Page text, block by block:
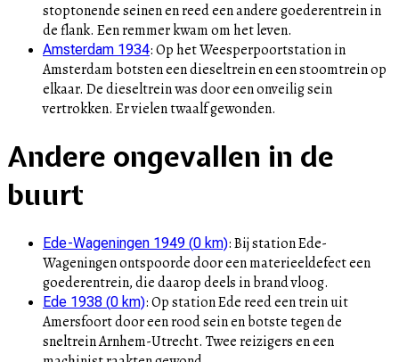
stoptonende seinen en reed een andere goederentrein in
de flank. Een remmer kwam om het leven.
Amsterdam 1934:Op het Weesperpoortstation in
Amsterdam botsten een dieseltrein en een stoomtrein op
elkaar. De dieseltrein was door een onveilig sein
vertrokken. Er vielen twaalf gewonden.
Andere ongevallen in de
buurt
Ede-Wageningen 1949 (0 km):Bij station Ede-
Wageningen ontspoorde door een materieeldefect een
goederentrein, die daarop deels in brand vloog.
Ede 1938 (0 km):Op station Ede reed een trein uit
Amersfoort door een rood sein en botste tegen de
sneltrein Arnhem-Utrecht. Twee reizigers en een